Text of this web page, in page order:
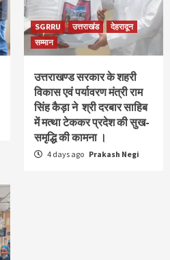
SGRRU उत्तराखंड
देहरादून
सम्मान
उत्तराखण्ड सरकार के शहरी
विकास एवं पर्यावरण मंत्री राम
सिंह कैड़ा ने श्री दरबार साहिब
में मत्था टेककर प्रदेश की सुख-
समृद्धि की कामना ।
4 days ago Prakash Negi